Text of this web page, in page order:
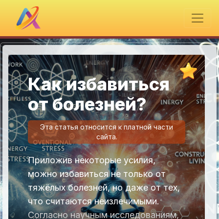
Как избавиться
от болезней?
Эта статья относится к платной части
сайта.
Приложив некоторые усилия,
можно избавиться не только от
тяжёлых болезней, но даже от тех,
что считаются неизлечимыми.
Согласно научным исследованиям,